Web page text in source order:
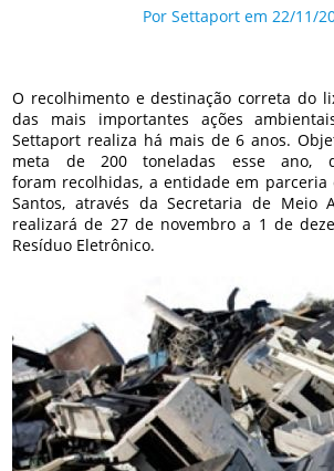
Por Settaport em 22/11/
O recolhimento e destinação correta do
das mais importantes ações
Settaport realiza há mais de 6 anos.
meta de 200 toneladas esse ano,
foram recolhidas, a entidade em
Santos, através da Secretaria de Meio
realizará de 27 de novembro a 1 de
Resíduo Eletrônico.